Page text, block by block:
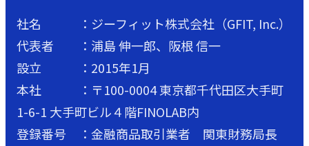
社名 ：ジーフィット株式会社（GFIT, Inc.）
代表者 ：浦島 伸一郎、阪根 信一
設立 ：2015年1月
本社 ：〒100-0004 東京都千代田区大手町
1-6-1 大手町ビル４階FINOLAB内
登録番号 ：金融商品取引業者 関東財務局長